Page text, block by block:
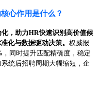
心作用是什么？
，助力HR快速识别高价值候
化与数据驱动决策。 权威报
同时提升匹配精确度，稳定
统后招聘周期大幅缩短，企